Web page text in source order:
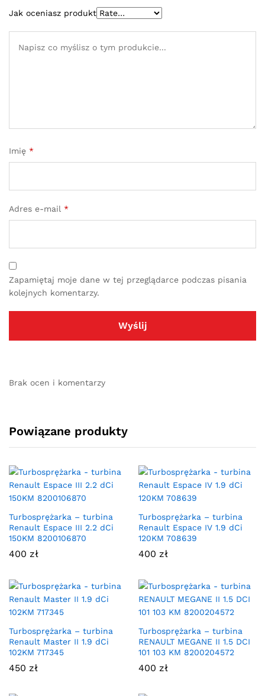
Jak oceniasz produkt
Imię *
Adres e-mail *
Zapamiętaj moje dane w tej przeglądarce podczas pisania
kolejnych komentarzy.
Brak ocen i komentarzy
Powiązane produkty
Turbosprężarka – turbina
Renault Espace III 2.2 dCi
150KM 8200106870
400 zł
Turbosprężarka – turbina
Renault Espace IV 1.9 dCi
120KM 708639
400 zł
Turbosprężarka – turbina
Renault Master II 1.9 dCi
102KM 717345
450 zł
Turbosprężarka – turbina
RENAULT MEGANE II 1.5 DCI
101 103 KM 8200204572
400 zł